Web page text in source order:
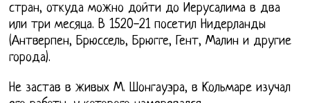
стран, откуда можно дойти до Иерусалима в два
или три месяца. В 1520-21 посетил Нидерланды
(Антверпен, Брюссель, Брюгге, Гент, Малин и другие
города).
Не застав в живых М. Шонгауэра, в Кольмаре изучал